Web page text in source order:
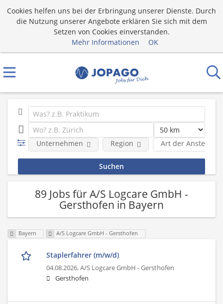
Cookies helfen uns bei der Erbringung unserer Dienste. Durch
die Nutzung unserer Angebote erklären Sie sich mit dem
Setzen von Cookies einverstanden.
Mehr Informationen
OK
Art der Anstellung
Unternehmen Region
89 Jobs für A/S Logcare GmbH -
Gersthofen in Bayern
Bayern A/S Logcare GmbH - Gersthofen
Staplerfahrer (m/w/d)
04.08.2026,A/S Logcare GmbH - Gersthofen
Gersthofen